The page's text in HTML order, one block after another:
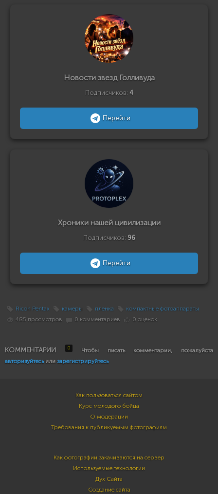
Новости звезд Голливуда
Подписчиков: 4
Перейти
Хроники нашей цивилизации
Подписчиков: 96
Перейти
Ricoh Pentax камеры пленка
компактные фотоаппараты
485 просмотров
0 комментариев 0 оценок
КОММЕНТАРИИ 0
Чтобы писать комментарии, пожалуйста
авторизуйтесьили зарегистрируйтесь
Как пользоваться сайтом
Курс молодого бойца
О модерации
Требования к публикуемым фотографиям
Как фотографии закачиваются на сервер
Используемые технологии
Дух Сайта
Создание сайта